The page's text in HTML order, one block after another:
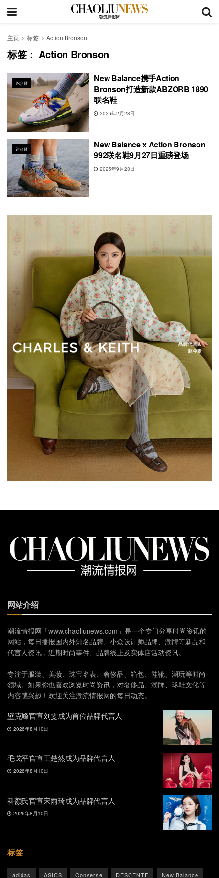
主页 标签 Action Bronson
标签：Action Bronson
跑步鞋
New Balance携手Action
Bronson打造新款ABZORB 1890
联名鞋
2026年2月28日
运动鞋
New Balance x Action Bronson
992联名鞋9月27日重磅登场
2025年9月23日
网站介绍
潮流情报网「www.chaoliunews.com」是一个专门分享时尚资讯的
网站，每日播报国内外知名品牌、小众设计师品牌、潮牌等新品和
代言人资讯，近期时尚事件、品牌线上及实体店活动资讯。
专注于服装、美妆、珠宝名表、奢侈品、箱包、鞋靴、潮玩等时尚
领域。如果你也喜欢浏览时尚资讯，对奢侈品、潮牌、球鞋文化等
内容感兴趣！欢迎关注潮流情报网的每日动态。
壁克峰官宣刘雯成为首位品牌代言人
2026年8月10日
毛戈平官宣王楚然成为品牌代言人
2026年8月10日
科颜氏官宣宋雨琦成为品牌代言人
2026年8月10日
标签
adidas ASICS Converse DESCENTE New Balance